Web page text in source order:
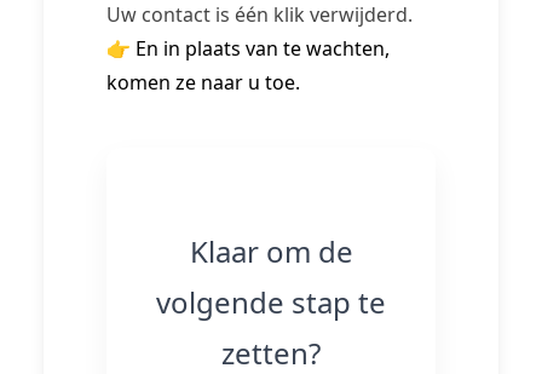
Uw contact is één klik verwijderd.
👉 En in plaats van te wachten,
komen ze naar u toe.
Klaar om de
volgende stap te
zetten?